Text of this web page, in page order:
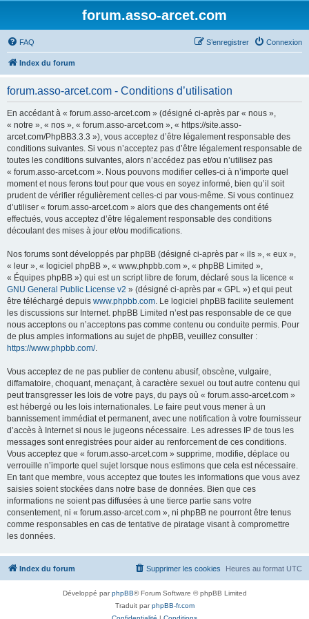
forum.asso-arcet.com
FAQ Connexion
S’enregistrer
Index du forum
forum.asso-arcet.com - Conditions d’utilisation
En accédant à « forum.asso-arcet.com » (désigné ci-après par « nous »,
« notre », « nos », « forum.asso-arcet.com », « https://site.asso-
arcet.com/PhpBB3.3.3 »), vous acceptez d’être légalement responsable des
conditions suivantes. Si vous n’acceptez pas d’être légalement responsable de
toutes les conditions suivantes, alors n’accédez pas et/ou n’utilisez pas
« forum.asso-arcet.com ». Nous pouvons modifier celles-ci à n’importe quel
moment et nous ferons tout pour que vous en soyez informé, bien qu’il soit
prudent de vérifier régulièrement celles-ci par vous-même. Si vous continuez
d’utiliser « forum.asso-arcet.com » alors que des changements ont été
effectués, vous acceptez d’être légalement responsable des conditions
découlant des mises à jour et/ou modifications.
Nos forums sont développés par phpBB (désigné ci-après par « ils », « eux »,
« leur », « logiciel phpBB », « www.phpbb.com », « phpBB Limited »,
« Équipes phpBB ») qui est un script libre de forum, déclaré sous la licence «
GNU General Public License v2 » (désigné ci-après par « GPL ») et qui peut
être téléchargé depuis www.phpbb.com. Le logiciel phpBB facilite seulement
les discussions sur Internet. phpBB Limited n’est pas responsable de ce que
nous acceptons ou n’acceptons pas comme contenu ou conduite permis. Pour
de plus amples informations au sujet de phpBB, veuillez consulter :
https://www.phpbb.com/.
Vous acceptez de ne pas publier de contenu abusif, obscène, vulgaire,
diffamatoire, choquant, menaçant, à caractère sexuel ou tout autre contenu qui
peut transgresser les lois de votre pays, du pays où « forum.asso-arcet.com »
est hébergé ou les lois internationales. Le faire peut vous mener à un
bannissement immédiat et permanent, avec une notification à votre fournisseur
d’accès à Internet si nous le jugeons nécessaire. Les adresses IP de tous les
messages sont enregistrées pour aider au renforcement de ces conditions.
Vous acceptez que « forum.asso-arcet.com » supprime, modifie, déplace ou
verrouille n’importe quel sujet lorsque nous estimons que cela est nécessaire.
En tant que membre, vous acceptez que toutes les informations que vous avez
saisies soient stockées dans notre base de données. Bien que ces
informations ne soient pas diffusées à une tierce partie sans votre
consentement, ni « forum.asso-arcet.com », ni phpBB ne pourront être tenus
comme responsables en cas de tentative de piratage visant à compromettre
les données.
Index du forum Heures au format UTC
Supprimer les cookies
Développé parphpBB® Forum Software © phpBB Limited
Traduit parphpBB-fr.com